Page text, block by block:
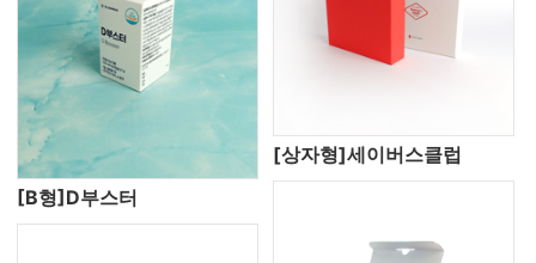
[B형]D부스터
[상자형]세이버스클럽